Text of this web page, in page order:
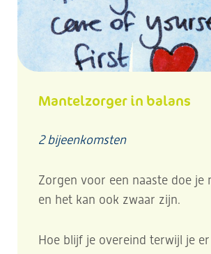
Mantelzorger in balans
2 bijeenkomsten
Zorgen voor een naaste doe je
en het kan ook zwaar zijn.
Hoe blijf je overeind terwijl je